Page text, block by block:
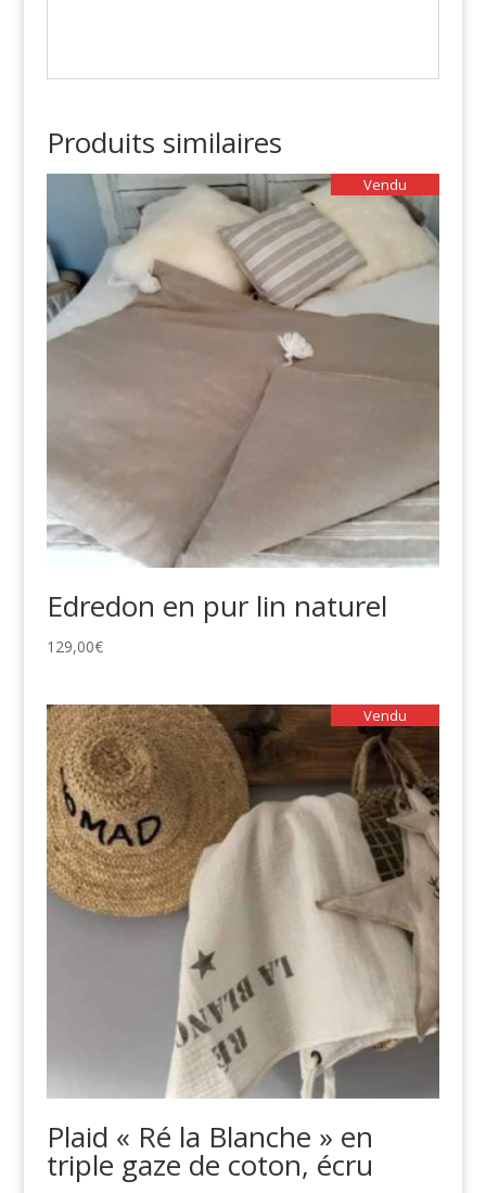
Produits similaires
Vendu
Edredon en pur lin naturel
129,00€
Vendu
Plaid « Ré la Blanche » en
triple gaze de coton, écru